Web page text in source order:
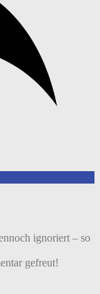
ignoriert – so
gefreut!